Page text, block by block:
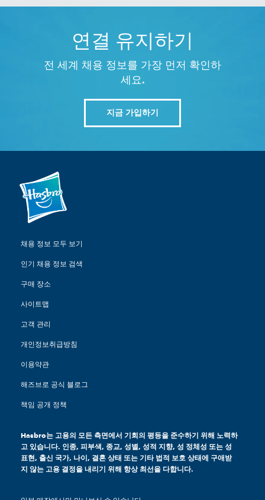
연결 유지하기
전 세계 채용 정보를 가장 먼저 확인하
세요.
지금 가입하기
채용 정보 모두 보기
인기 채용 정보 검색
구매 장소
사이트맵
고객 관리
개인정보취급방침
이용약관
해즈브로 공식 블로그
책임 공개 정책
Hasbro는 고용의 모든 측면에서 기회의 평등을 준수하기 위해 노력하
고 있습니다. 인종, 피부색, 종교, 성별, 성적 지향, 성 정체성 또는 성
표현, 출신 국가, 나이, 결혼 상태 또는 기타 법적 보호 상태에 구애받
지 않는 고용 결정을 내리기 위해 항상 최선을 다합니다.